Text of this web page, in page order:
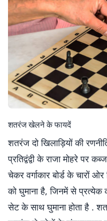
शतरंज खेलने के फायदें
शतरंज दो खिलाड़ियों की
प्रतिद्वंद्वी के राजा मोहरे पर
चेकर वर्गाकार बोर्ड के चारों
को घुमाना है, जिनमें से प्रत्येक
सेट के साथ घुमाना होता है .